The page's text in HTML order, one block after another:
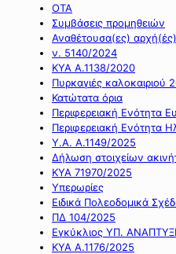
ΟΤΑ
Συμβάσεις προμηθειών
Αναθέτουσα(ες) αρχή(ές)
ν. 5140/2024
ΚΥΑ Α.1138/2020
Πυρκαγιές καλοκαιριού
Κατώτατα όρια
Περιφερειακή Ενότητα
Περιφερειακή Ενότητα
Υ.Α. Α.1149/2025
Δήλωση στοιχείων
ΚΥΑ 71970/2025
Υπερωρίες
Ειδικά Πολεοδομικά
ΠΔ 104/2025
Εγκύκλιος ΥΠ.
ΚΥΑ Α.1176/2025